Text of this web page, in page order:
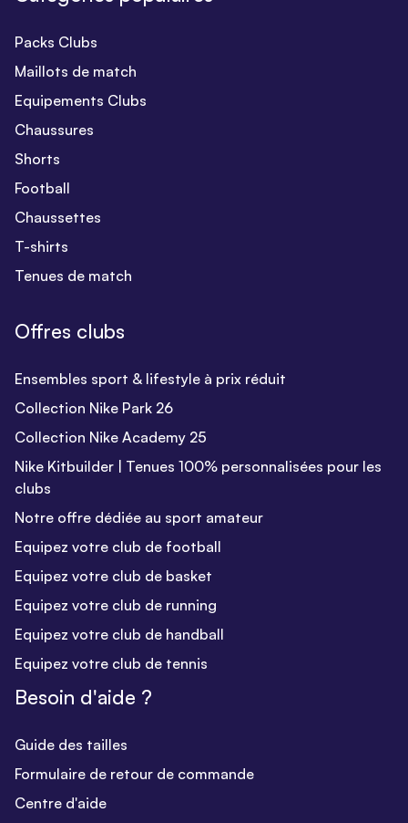
Packs Clubs
Maillots de match
Equipements Clubs
Chaussures
Shorts
Football
Chaussettes
T-shirts
Tenues de match
Offres clubs
Ensembles sport & lifestyle à prix réduit
Collection Nike Park 26
Collection Nike Academy 25
Nike Kitbuilder | Tenues 100% personnalisées pour les
clubs
Notre offre dédiée au sport amateur
Equipez votre club de football
Equipez votre club de basket
Equipez votre club de running
Equipez votre club de handball
Equipez votre club de tennis
Besoin d'aide ?
Guide des tailles
Formulaire de retour de commande
Centre d'aide